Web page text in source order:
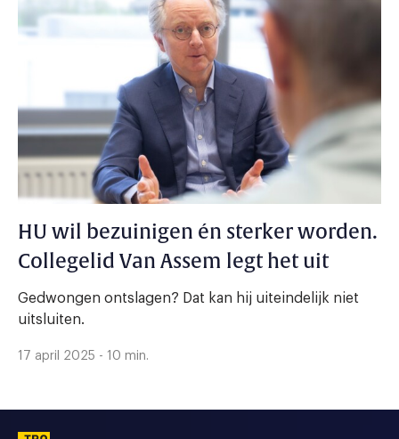
HU wil bezuinigen én sterker worden.
Collegelid Van Assem legt het uit
Gedwongen ontslagen? Dat kan hij uiteindelijk niet
uitsluiten.
17 april 2025 - 10 min.